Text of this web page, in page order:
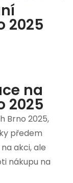
2025
na
2025
Brno 2025,
předem
akci, ale
nákupu na